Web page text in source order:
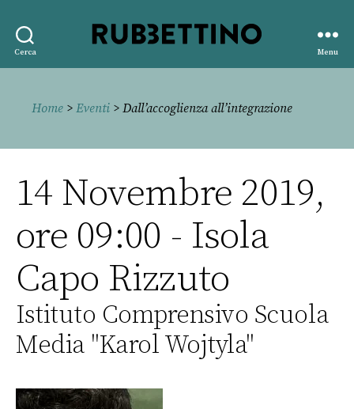
Cerca
editore
Menu
Home > Eventi > Dall’accoglienza all’integrazione
14 Novembre 2019,
ore 09:00 - Isola
Capo Rizzuto
Istituto Comprensivo Scuola
Media "Karol Wojtyla"